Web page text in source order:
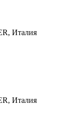
Италия
Италия